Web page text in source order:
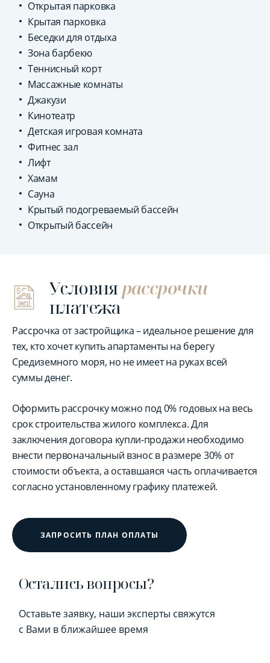
Открытая парковка
Крытая парковка
Беседки для отдыха
Зона барбекю
Теннисный корт
Массажные комнаты
Джакузи
Кинотеатр
Детская игровая комната
Фитнес зал
Лифт
Хамам
Сауна
Крытый подогреваемый бассейн
Открытый бассейн
Условиярассрочки
платежа
Рассрочка от застройщика – идеальное решение для
тех, кто хочет купить апартаменты на берегу
Средиземного моря, но не имеет на руках всей
суммы денег.
Оформить рассрочку можно под 0% годовых на весь
срок строительства жилого комплекса. Для
заключения договора купли-продажи необходимо
внести первоначальный взнос в размере 30% от
стоимости объекта, а оставшаяся часть оплачивается
согласно установленному графику платежей.
ЗАПРОСИТЬ ПЛАН ОПЛАТЫ
Остались вопросы?
Оставьте заявку, наши эксперты свяжутся
с Вами в ближайшее время